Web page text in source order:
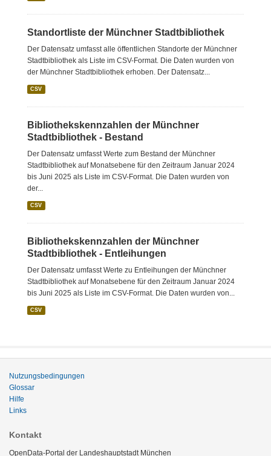
Standortliste der Münchner Stadtbibliothek
Der Datensatz umfasst alle öffentlichen Standorte der Münchner
Stadtbibliothek als Liste im CSV-Format. Die Daten wurden von
der Münchner Stadtbibliothek erhoben. Der Datensatz...
CSV
Bibliothekskennzahlen der Münchner
Stadtbibliothek - Bestand
Der Datensatz umfasst Werte zum Bestand der Münchner
Stadtbibliothek auf Monatsebene für den Zeitraum Januar 2024
bis Juni 2025 als Liste im CSV-Format. Die Daten wurden von
der...
CSV
Bibliothekskennzahlen der Münchner
Stadtbibliothek - Entleihungen
Der Datensatz umfasst Werte zu Entleihungen der Münchner
Stadtbibliothek auf Monatsebene für den Zeitraum Januar 2024
bis Juni 2025 als Liste im CSV-Format. Die Daten wurden von...
CSV
Nutzungsbedingungen
Glossar
Hilfe
Links
Kontakt
OpenData-Portal der Landeshauptstadt München